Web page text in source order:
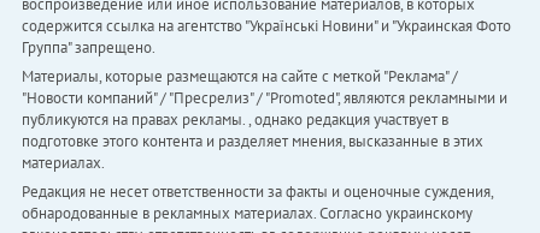
воспроизведение или иное использование материалов, в которых
содержится ссылка на агентство "Українськi Новини" и "Украинская Фото
Группа" запрещено.
Материалы, которые размещаются на сайте с меткой "Реклама" /
"Новости компаний" / "Пресрелиз" / "Promoted", являются рекламными и
публикуются на правах рекламы. , однако редакция участвует в
подготовке этого контента и разделяет мнения, высказанные в этих
материалах.
Редакция не несет ответственности за факты и оценочные суждения,
обнародованные в рекламных материалах. Согласно украинскому